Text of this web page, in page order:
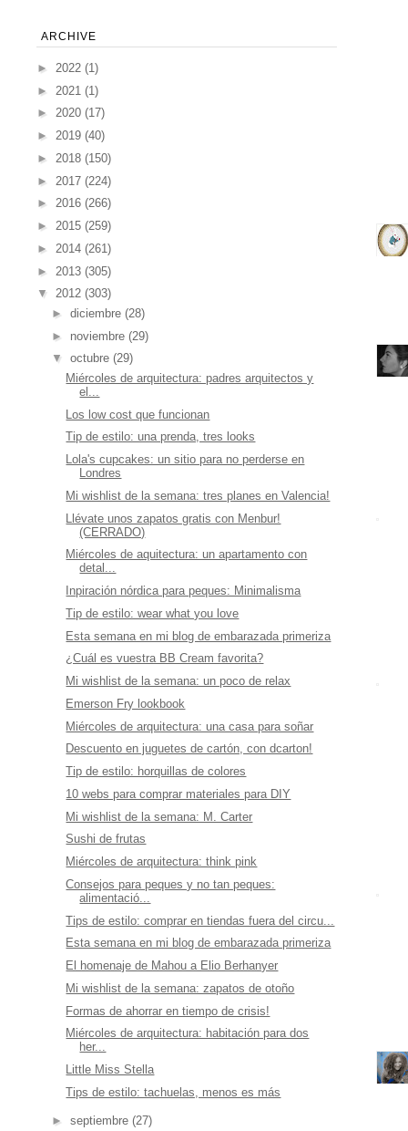
ARCHIVE
► 2022 (1)
► 2021 (1)
► 2020 (17)
► 2019 (40)
► 2018 (150)
► 2017 (224)
► 2016 (266)
► 2015 (259)
► 2014 (261)
► 2013 (305)
▼ 2012 (303)
► diciembre (28)
► noviembre (29)
▼ octubre (29)
Miércoles de arquitectura: padres arquitectos y
el...
Los low cost que funcionan
Tip de estilo: una prenda, tres looks
Lola's cupcakes: un sitio para no perderse en
Londres
Mi wishlist de la semana: tres planes en Valencia!
Llévate unos zapatos gratis con Menbur!
(CERRADO)
Miércoles de aquitectura: un apartamento con
detal...
Inpiración nórdica para peques: Minimalisma
Tip de estilo: wear what you love
Esta semana en mi blog de embarazada primeriza
¿Cuál es vuestra BB Cream favorita?
Mi wishlist de la semana: un poco de relax
Emerson Fry lookbook
Miércoles de arquitectura: una casa para soñar
Descuento en juguetes de cartón, con dcarton!
Tip de estilo: horquillas de colores
10 webs para comprar materiales para DIY
Mi wishlist de la semana: M. Carter
Sushi de frutas
Miércoles de arquitectura: think pink
Consejos para peques y no tan peques:
alimentació...
Tips de estilo: comprar en tiendas fuera del circu...
Esta semana en mi blog de embarazada primeriza
El homenaje de Mahou a Elio Berhanyer
Mi wishlist de la semana: zapatos de otoño
Formas de ahorrar en tiempo de crisis!
Miércoles de arquitectura: habitación para dos
her...
Little Miss Stella
Tips de estilo: tachuelas, menos es más
► septiembre (27)